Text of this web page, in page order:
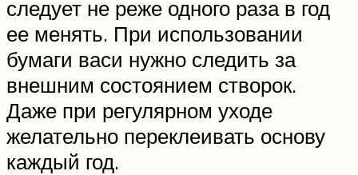
следует не реже одного раза в год
ее менять. При использовании
бумаги васи нужно следить за
внешним состоянием створок.
Даже при регулярном уходе
желательно переклеивать основу
каждый год.